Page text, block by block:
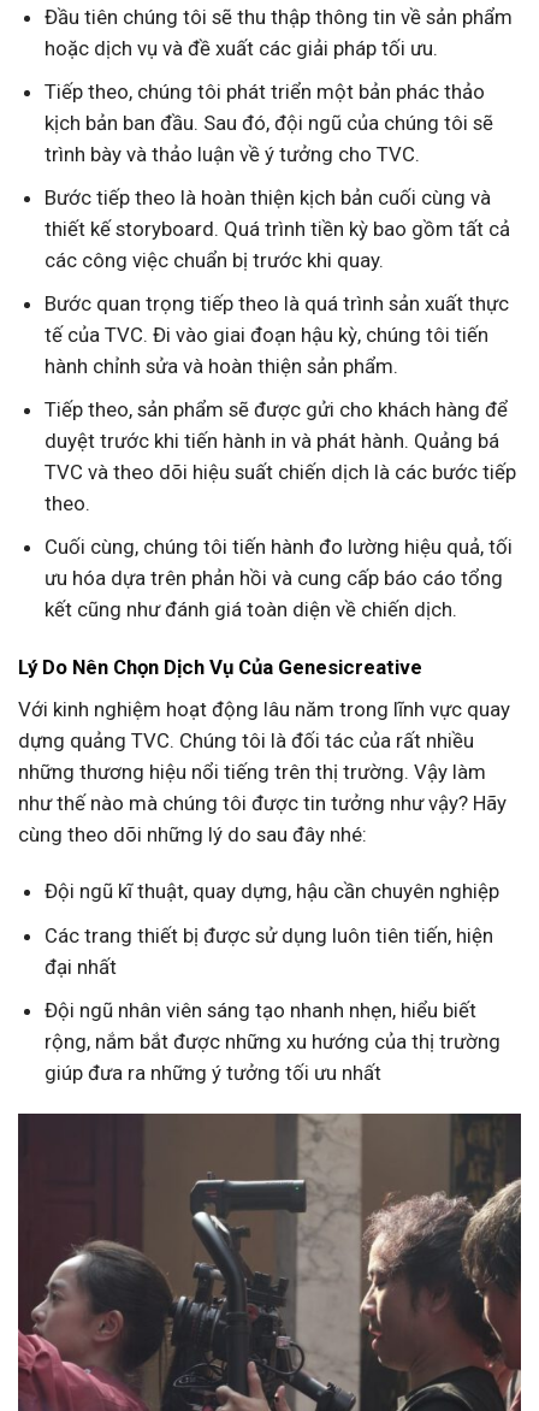
Đầu tiên chúng tôi sẽ thu thập thông tin về sản phẩm
hoặc dịch vụ và đề xuất các giải pháp tối ưu.
Tiếp theo, chúng tôi phát triển một bản phác thảo
kịch bản ban đầu. Sau đó, đội ngũ của chúng tôi sẽ
trình bày và thảo luận về ý tưởng cho TVC.
Bước tiếp theo là hoàn thiện kịch bản cuối cùng và
thiết kế storyboard. Quá trình tiền kỳ bao gồm tất cả
các công việc chuẩn bị trước khi quay.
Bước quan trọng tiếp theo là quá trình sản xuất thực
tế của TVC. Đi vào giai đoạn hậu kỳ, chúng tôi tiến
hành chỉnh sửa và hoàn thiện sản phẩm.
Tiếp theo, sản phẩm sẽ được gửi cho khách hàng để
duyệt trước khi tiến hành in và phát hành. Quảng bá
TVC và theo dõi hiệu suất chiến dịch là các bước tiếp
theo.
Cuối cùng, chúng tôi tiến hành đo lường hiệu quả, tối
ưu hóa dựa trên phản hồi và cung cấp báo cáo tổng
kết cũng như đánh giá toàn diện về chiến dịch.
Lý Do Nên Chọn Dịch Vụ Của Genesicreative
Với kinh nghiệm hoạt động lâu năm trong lĩnh vực quay
dựng quảng TVC. Chúng tôi là đối tác của rất nhiều
những thương hiệu nổi tiếng trên thị trường. Vậy làm
như thế nào mà chúng tôi được tin tưởng như vậy? Hãy
cùng theo dõi những lý do sau đây nhé:
Đội ngũ kĩ thuật, quay dựng, hậu cần chuyên nghiệp
Các trang thiết bị được sử dụng luôn tiên tiến, hiện
đại nhất
Đội ngũ nhân viên sáng tạo nhanh nhẹn, hiểu biết
rộng, nắm bắt được những xu hướng của thị trường
giúp đưa ra những ý tưởng tối ưu nhất